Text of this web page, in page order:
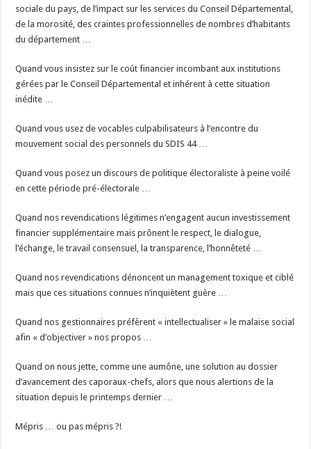
sociale du pays, de l’impact sur les services du Conseil Départemental,
de la morosité, des craintes professionnelles de nombres d’habitants
du département …
Quand vous insistez sur le coût financier incombant aux institutions
gérées par le Conseil Départemental et inhérent à cette situation
inédite …
Quand vous usez de vocables culpabilisateurs à l’encontre du
mouvement social des personnels du SDIS 44 …
Quand vous posez un discours de politique électoraliste à peine voilé
en cette période pré-électorale …
Quand nos revendications légitimes n’engagent aucun investissement
financier supplémentaire mais prônent le respect, le dialogue,
l’échange, le travail consensuel, la transparence, l’honnêteté …
Quand nos revendications dénoncent un management toxique et ciblé
mais que ces situations connues n’inquiètent guère …
Quand nos gestionnaires préfèrent « intellectualiser » le malaise social
afin « d’objectiver » nos propos …
Quand on nous jette, comme une aumône, une solution au dossier
d’avancement des caporaux-chefs, alors que nous alertions de la
situation depuis le printemps dernier …
Mépris … ou pas mépris ?!